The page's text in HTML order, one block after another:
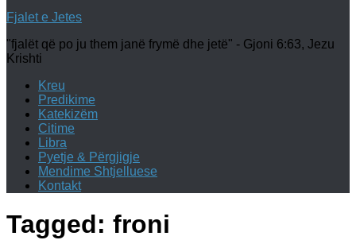
Fjalet e Jetes
"fjalët që po ju them janë frymë dhe jetë" - Gjoni 6:63, Jezu
Krishti
Kreu
Predikime
Katekizëm
Citime
Libra
Pyetje & Përgjigje
Mendime Shtjelluese
Kontakt
Tagged: froni